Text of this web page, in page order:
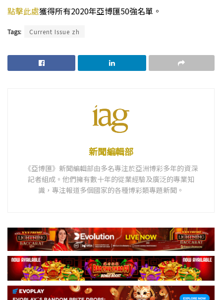
點擊此處獲得所有2020年亞博匯50強名單。
Tags: Current Issue zh
新聞編輯部
《亞博匯》新聞編輯部由多名專注於亞洲博彩多年的資深
記者組成。他們擁有數十年的從業經驗及廣泛的專業知
識，專注報道多個國家的各種博彩類專題新聞。